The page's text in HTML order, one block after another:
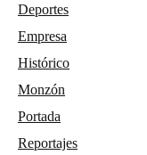
Deportes
Empresa
Histórico
Monzón
Portada
Reportajes